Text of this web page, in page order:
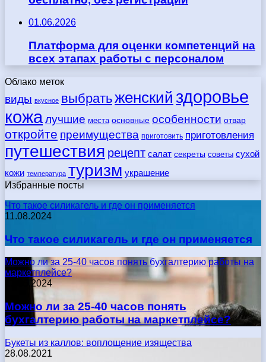
01.06.2026
Платформа для оценки компетенций на
всех этапах работы с персоналом
Облако меток
виды вкусное выбратьженский здоровье
кожалучшие места основные особенности отвар
откройте преимущества приготовить приготовления
путешествия рецепт салат секреты советы сухой
кожи температура туризм украшение
Избранные посты
Что такое силикагель и где он применяется
11.08.2024
Что такое силикагель и где он применяется
Можно ли за 25-40 часов понять бухгалтерию работы на
маркетплейсе?
17.05.2024
Можно ли за 25-40 часов понять
бухгалтерию работы на маркетплейсе?
Букеты из каллов: воплощение изящества
28.08.2021